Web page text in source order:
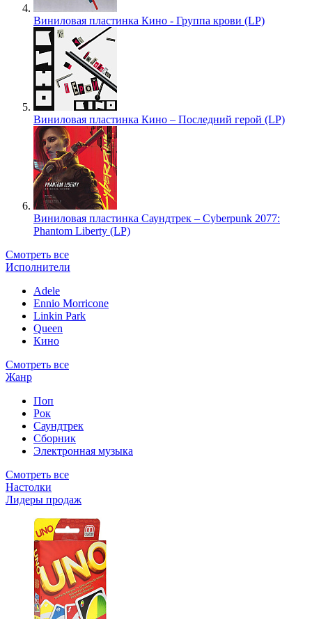
Виниловая пластинка Кино - Группа крови (LP)
Виниловая пластинка Кино – Последний герой (LP)
Виниловая пластинка Саундтрек – Cyberpunk 2077:
Phantom Liberty (LP)
Смотреть все
Исполнители
Adele
Ennio Morricone
Linkin Park
Queen
Кино
Смотреть все
Жанр
Поп
Рок
Саундтрек
Сборник
Электронная музыка
Смотреть все
Настолки
Лидеры продаж